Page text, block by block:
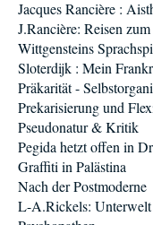
Jacques Rancière :
J.Rancière: Reisen
Wittgensteins
Sloterdijk : Mein
Präkarität -
Prekarisierung und
Pseudonatur & Kritik
Pegida hetzt offen in
Graffiti in Palästina
Nach der Postmoderne
L-A.Rickels: Unterwelt